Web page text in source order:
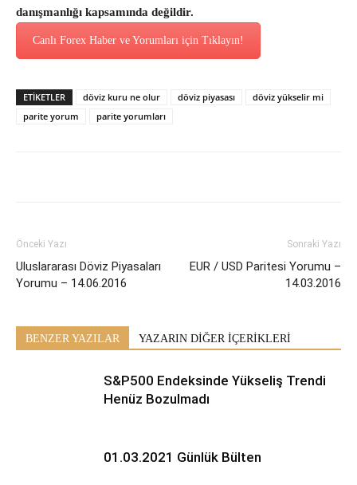
danışmanlığı kapsamında değildir.
Canlı Forex Haber ve Yorumları için Tıklayın!
ETİKETLER döviz kuru ne olur döviz piyasası
döviz yükselir mi
parite yorum
parite yorumları
Önceki Yazı
Uluslararası Döviz Piyasaları
Yorumu – 14.06.2016
Sonraki Yazı
EUR / USD Paritesi Yorumu –
14.03.2016
BENZER YAZILAR YAZARIN DİĞER İÇERİKLERİ
S&P500 Endeksinde Yükseliş Trendi
Henüz Bozulmadı
01.03.2021 Günlük Bülten